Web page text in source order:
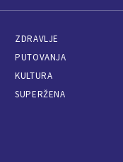
ZDRAVLJE
PUTOVANJA
KULTURA
SUPERŽENA